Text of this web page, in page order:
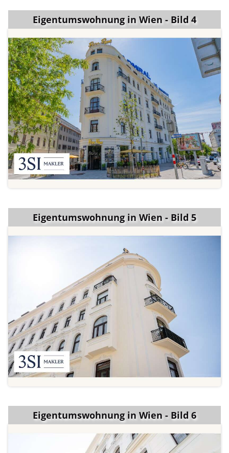
Eigentumswohnung in Wien - Bild 4
Eigentumswohnung in Wien - Bild 5
Eigentumswohnung in Wien - Bild 6